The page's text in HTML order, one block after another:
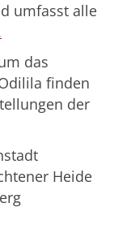
umfasst alle
das
finden
der
Heide